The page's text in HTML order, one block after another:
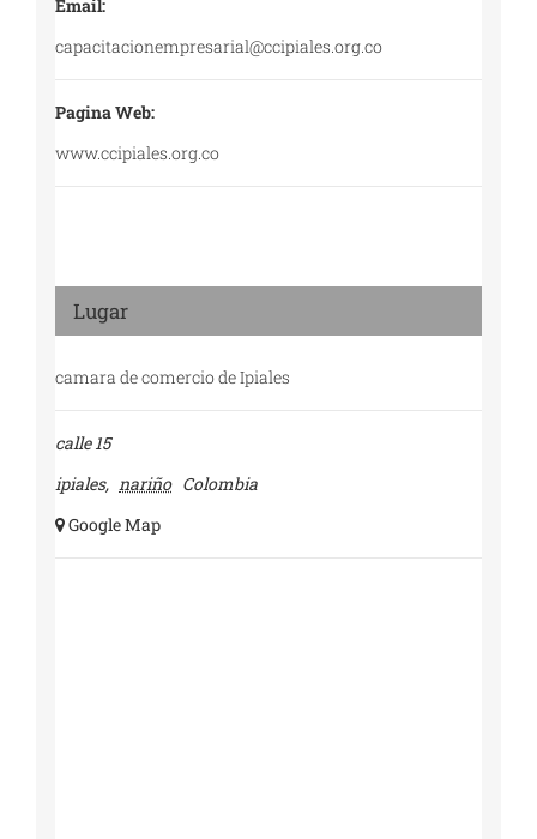
Email:
capacitacionempresarial@ccipiales.org.co
Pagina Web:
www.ccipiales.org.co
Lugar
camara de comercio de Ipiales
calle 15
ipiales, nariño Colombia
+ Google Map